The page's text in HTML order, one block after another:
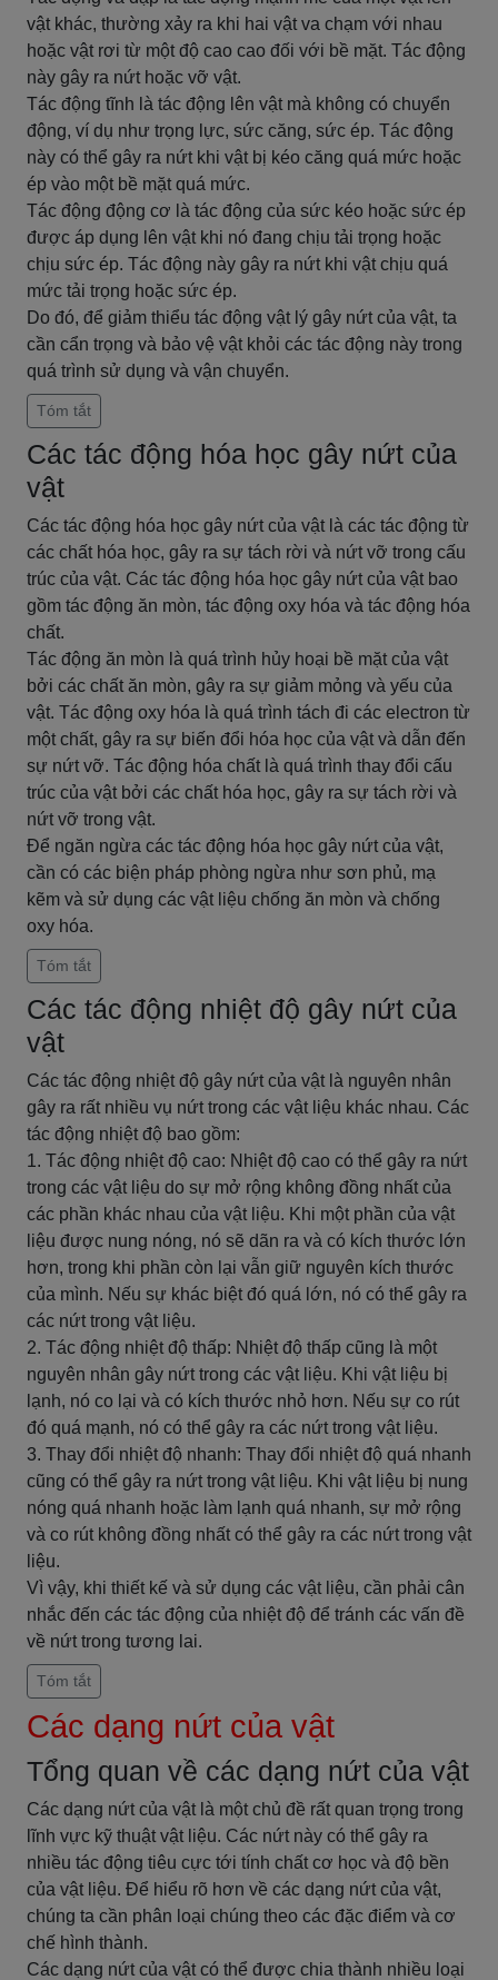
vật khác, thường xảy ra khi hai vật va chạm với nhau
hoặc vật rơi từ một độ cao cao đối với bề mặt. Tác động
này gây ra nứt hoặc vỡ vật.
Tác động tĩnh là tác động lên vật mà không có chuyển
động, ví dụ như trọng lực, sức căng, sức ép. Tác động
này có thể gây ra nứt khi vật bị kéo căng quá mức hoặc
ép vào một bề mặt quá mức.
Tác động động cơ là tác động của sức kéo hoặc sức ép
được áp dụng lên vật khi nó đang chịu tải trọng hoặc
chịu sức ép. Tác động này gây ra nứt khi vật chịu quá
mức tải trọng hoặc sức ép.
Do đó, để giảm thiểu tác động vật lý gây nứt của vật, ta
cần cẩn trọng và bảo vệ vật khỏi các tác động này trong
quá trình sử dụng và vận chuyển.
Tóm tắt
Các tác động hóa học gây nứt của
vật
Các tác động hóa học gây nứt của vật là các tác động từ
các chất hóa học, gây ra sự tách rời và nứt vỡ trong cấu
trúc của vật. Các tác động hóa học gây nứt của vật bao
gồm tác động ăn mòn, tác động oxy hóa và tác động hóa
chất.
Tác động ăn mòn là quá trình hủy hoại bề mặt của vật
bởi các chất ăn mòn, gây ra sự giảm mỏng và yếu của
vật. Tác động oxy hóa là quá trình tách đi các electron từ
một chất, gây ra sự biến đổi hóa học của vật và dẫn đến
sự nứt vỡ. Tác động hóa chất là quá trình thay đổi cấu
trúc của vật bởi các chất hóa học, gây ra sự tách rời và
nứt vỡ trong vật.
Để ngăn ngừa các tác động hóa học gây nứt của vật,
cần có các biện pháp phòng ngừa như sơn phủ, mạ
kẽm và sử dụng các vật liệu chống ăn mòn và chống
oxy hóa.
Tóm tắt
Các tác động nhiệt độ gây nứt của
vật
Các tác động nhiệt độ gây nứt của vật là nguyên nhân
gây ra rất nhiều vụ nứt trong các vật liệu khác nhau. Các
tác động nhiệt độ bao gồm:
1. Tác động nhiệt độ cao: Nhiệt độ cao có thể gây ra nứt
trong các vật liệu do sự mở rộng không đồng nhất của
các phần khác nhau của vật liệu. Khi một phần của vật
liệu được nung nóng, nó sẽ dãn ra và có kích thước lớn
hơn, trong khi phần còn lại vẫn giữ nguyên kích thước
của mình. Nếu sự khác biệt đó quá lớn, nó có thể gây ra
các nứt trong vật liệu.
2. Tác động nhiệt độ thấp: Nhiệt độ thấp cũng là một
nguyên nhân gây nứt trong các vật liệu. Khi vật liệu bị
lạnh, nó co lại và có kích thước nhỏ hơn. Nếu sự co rút
đó quá mạnh, nó có thể gây ra các nứt trong vật liệu.
3. Thay đổi nhiệt độ nhanh: Thay đổi nhiệt độ quá nhanh
cũng có thể gây ra nứt trong vật liệu. Khi vật liệu bị nung
nóng quá nhanh hoặc làm lạnh quá nhanh, sự mở rộng
và co rút không đồng nhất có thể gây ra các nứt trong vật
liệu.
Vì vậy, khi thiết kế và sử dụng các vật liệu, cần phải cân
nhắc đến các tác động của nhiệt độ để tránh các vấn đề
về nứt trong tương lai.
Tóm tắt
Các dạng nứt của vật
Tổng quan về các dạng nứt của vật
Các dạng nứt của vật là một chủ đề rất quan trọng trong
lĩnh vực kỹ thuật vật liệu. Các nứt này có thể gây ra
nhiều tác động tiêu cực tới tính chất cơ học và độ bền
của vật liệu. Để hiểu rõ hơn về các dạng nứt của vật,
chúng ta cần phân loại chúng theo các đặc điểm và cơ
chế hình thành.
Các dạng nứt của vật có thể được chia thành nhiều loại